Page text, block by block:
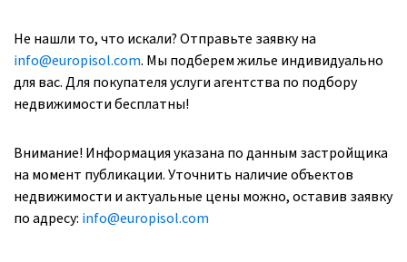
Не нашли то, что искали? Отправьте заявку на
info@europisol.com. Мы подберем жилье индивидуально
для вас. Для покупателя услуги агентства по подбору
недвижимости бесплатны!
Внимание! Информация указана по данным застройщика
на момент публикации. Уточнить наличие объектов
недвижимости и актуальные цены можно, оставив заявку
по адресу: info@europisol.com